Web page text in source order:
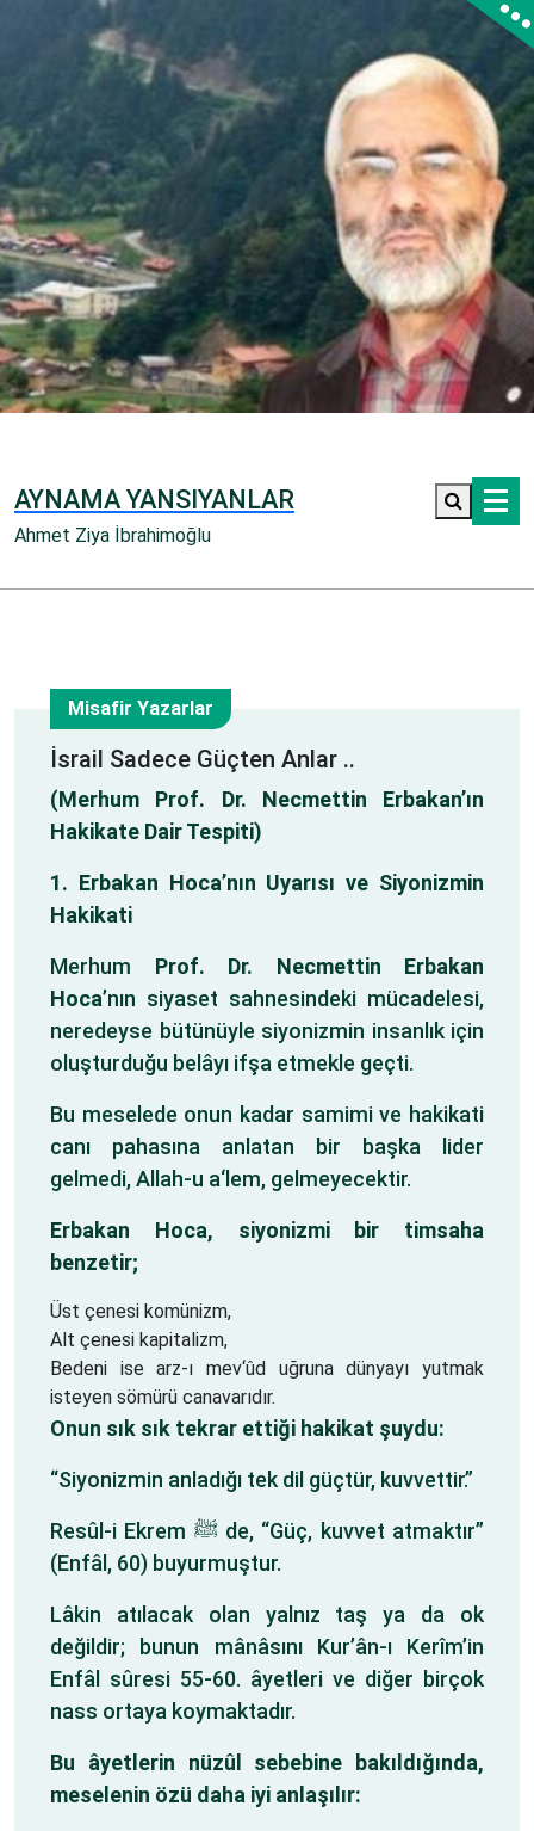
AYNAMA YANSIYANLAR
Ahmet Ziya İbrahimoğlu
6
Eki
Misafir Yazarlar
İsrail Sadece Güçten Anlar ..
(Merhum Prof. Dr. Necmettin Erbakan’ın
Hakikate Dair Tespiti)
1. Erbakan Hoca’nın Uyarısı ve Siyonizmin
Hakikati
Merhum Prof. Dr. Necmettin Erbakan
Hoca’nın siyaset sahnesindeki mücadelesi,
neredeyse bütünüyle siyonizmin insanlık için
oluşturduğu belâyı ifşa etmekle geçti.
Bu meselede onun kadar samimi ve hakikati
canı pahasına anlatan bir başka lider
gelmedi, Allah-u a‘lem, gelmeyecektir.
Erbakan Hoca, siyonizmi bir timsaha
benzetir;
Üst çenesi komünizm,
Alt çenesi kapitalizm,
Bedeni ise arz-ı mev‘ûd uğruna dünyayı yutmak
isteyen sömürü canavarıdır.
Onun sık sık tekrar ettiği hakikat şuydu:
“Siyonizmin anladığı tek dil güçtür, kuvvettir.”
Resûl-i Ekrem ﷺ de, “Güç, kuvvet atmaktır”
(Enfâl, 60) buyurmuştur.
Lâkin atılacak olan yalnız taş ya da ok
değildir; bunun mânâsını Kur’ân-ı Kerîm’in
Enfâl sûresi 55-60. âyetleri ve diğer birçok
nass ortaya koymaktadır.
Bu âyetlerin nüzûl sebebine bakıldığında,
meselenin özü daha iyi anlaşılır: